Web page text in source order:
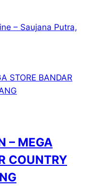
– Saujana Putra,
– MEGA
COUNTRY